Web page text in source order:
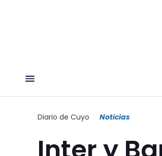
Diario de Cuyo Noticias